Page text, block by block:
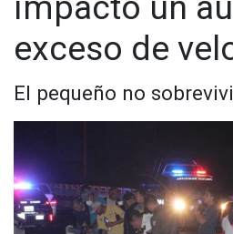
exceso de
El pequeño no